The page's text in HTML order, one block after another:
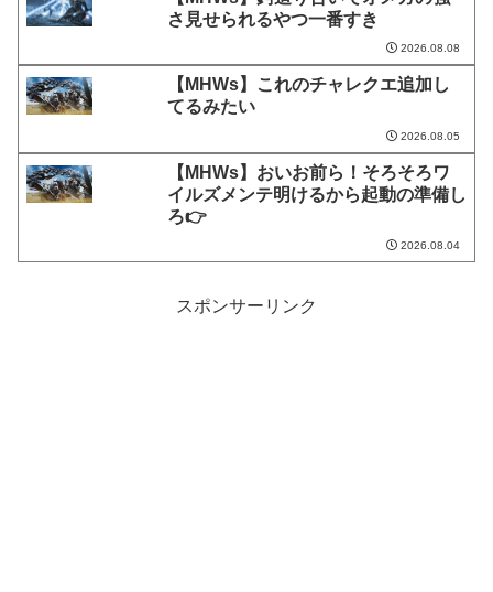
さ見せられるやつ一番すき
2026.08.08
【MHWs】これのチャレクエ追加し
てるみたい
2026.08.05
【MHWs】おいお前ら！そろそろワ
イルズメンテ明けるから起動の準備し
ろ👉
2026.08.04
スポンサーリンク